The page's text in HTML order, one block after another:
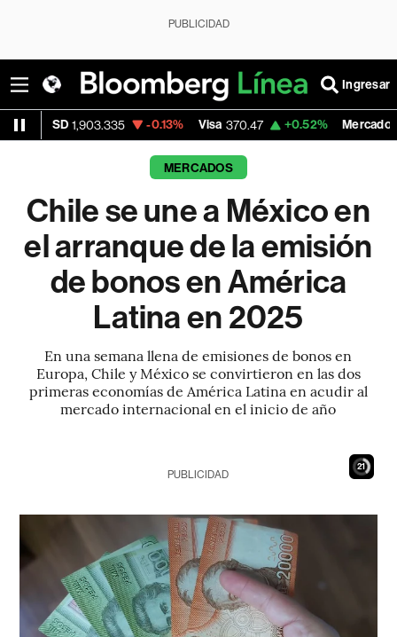
PUBLICIDAD
Ingresar
-0.13% Visa 370.47 +0.52% MercadoLibre 1,824.26
MERCADOS
Chile se une a México en
el arranque de la emisión
de bonos en América
Latina en 2025
En una semana llena de emisiones de bonos en
Europa, Chile y México se convirtieron en las dos
primeras economías de América Latina en acudir al
mercado internacional en el inicio de año
20
PUBLICIDAD